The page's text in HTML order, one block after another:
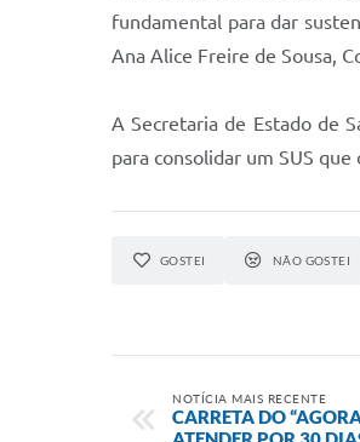
fundamental para dar
Ana Alice Freire de Sousa,
A Secretaria de Estado de
para consolidar um SUS que
GOSTEI NÃO GOSTEI
NOTÍCIA MAIS RECENTE
CARRETA DO